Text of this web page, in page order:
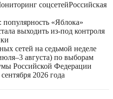
соцсетейРоссийская
«Яблока»
выходить из-под контроля
сетей на седьмой неделе
августа) по выборам
Российской Федерации
2026 года